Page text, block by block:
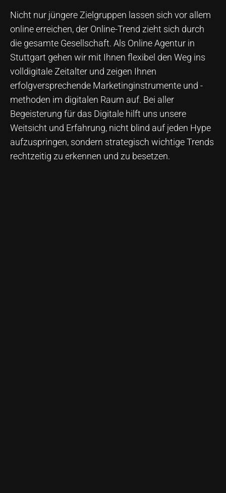
Nicht nur jüngere Zielgruppen lassen sich vor allem
online erreichen, der Online-Trend zieht sich durch
die gesamte Gesellschaft. Als Online Agentur in
Stuttgart gehen wir mit Ihnen flexibel den Weg ins
volldigitale Zeitalter und zeigen Ihnen
erfolgversprechende Marketinginstrumente und -
methoden im digitalen Raum auf. Bei aller
Begeisterung für das Digitale hilft uns unsere
Weitsicht und Erfahrung, nicht blind auf jeden Hype
aufzuspringen, sondern strategisch wichtige Trends
rechtzeitig zu erkennen und zu besetzen.